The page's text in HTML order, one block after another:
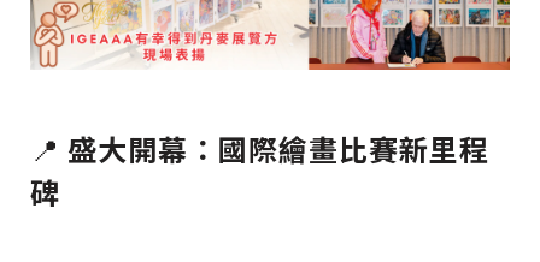
📍 盛大開幕：國際繪畫比賽新里程
碑